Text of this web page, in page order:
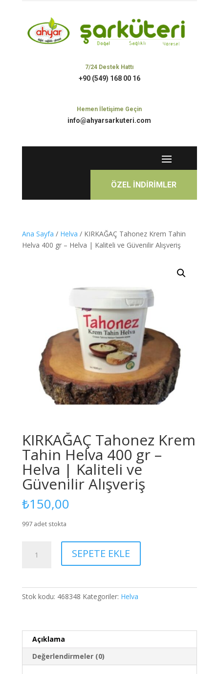
7/24 Destek Hattı
+90 (549) 168 00 16
Hemen İletişime Geçin
info@ahyarsarkuteri.com
ÖZEL İNDİRİMLER
Ana Sayfa / Helva / KIRKAĞAÇ Tahonez Krem Tahin
Helva 400 gr – Helva | Kaliteli ve Güvenilir Alışveriş
KIRKAĞAÇ Tahonez Krem
Tahin Helva 400 gr –
Helva | Kaliteli ve
Güvenilir Alışveriş
₺150,00
997 adet stokta
Tahonez
Helva
Helva
|
Kaliteli
SEPETE EKLE
Stok kodu: 468348 Kategoriler: Helva
Açıklama
Değerlendirmeler (0)